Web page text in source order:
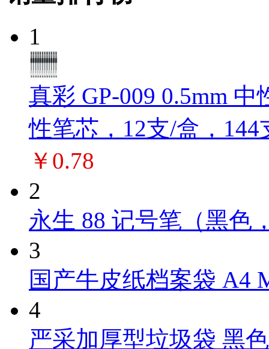
1
真彩 GP-009 0.5mm
性笔芯，12支/盒，144
￥0.78
2
永生 88 记号笔（黑色
3
国产牛皮纸档案袋 A4
4
严采加厚型垃圾袋 黑